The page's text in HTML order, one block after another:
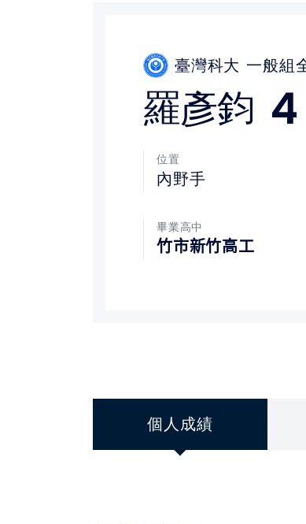
臺灣科大 一般組
羅彥鈞 4
位置
內野手
畢業高中
竹市新竹高工
個人成績